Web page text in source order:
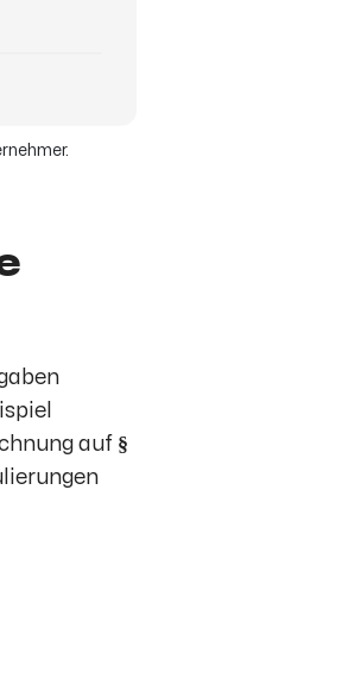
auf §